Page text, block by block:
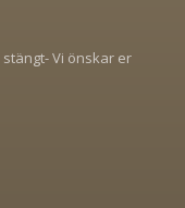
Vi önskar er